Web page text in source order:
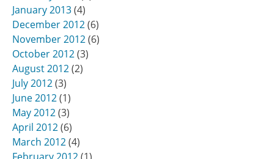
January 2013(4)
December 2012(6)
November 2012(6)
October 2012(3)
August 2012(2)
July 2012(3)
June 2012(1)
May 2012(3)
April 2012(6)
March 2012(4)